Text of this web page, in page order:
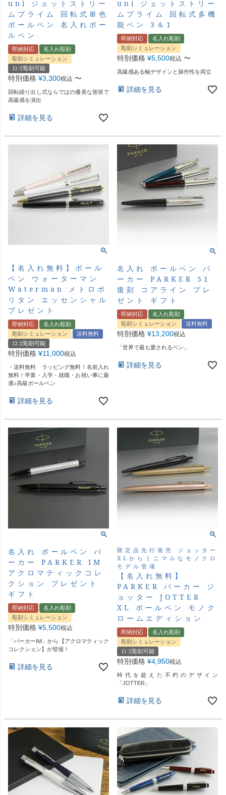
uni ジェットストリー
ムプライム 回転式単色
ボールペン 名入れボー
ルペン
即納対応
名入れ彫刻
彫刻シミュレーション
ロゴ彫刻可能
特別価格 ¥3,300税込 〜
回転繰り出し式ならではの優美な形状で
高級感を演出
詳細を見る
uni ジェットストリー
ムプライム 回転式多機
能ペン 3＆1
即納対応
名入れ彫刻
彫刻シミュレーション
特別価格 ¥5,500税込 〜
高級感ある軸デザインと操作性を両立
詳細を見る
【名入れ無料】ボール
ペン ウォーターマン
Waterman メトロポ
リタン エッセンシャル
プレゼント
即納対応
名入れ彫刻
彫刻シミュレーション
送料無料
ロゴ彫刻可能
特別価格 ¥11,000税込
・送料無料 ラッピング無料！名前入れ
無料！卒業・入学・就職・お祝い事に最
適♪高級ボールペン
詳細を見る
名入れ ボールペン パ
ーカー PARKER 51
復刻 コアライン プレ
ゼント ギフト
即納対応
名入れ彫刻
彫刻シミュレーション
送料無料
特別価格 ¥13,200税込
「世界で最も愛されるペン」
詳細を見る
名入れ ボールペン パ
ーカー PARKER IM
アクロマティックコレ
クション プレゼント
ギフト
即納対応
名入れ彫刻
彫刻シミュレーション
特別価格 ¥5,500税込
「パーカーIM」から【アクロマティック
コレクション】が登場！
詳細を見る
限定品先行発売 ジョッター
XLからミニマルなモノクロ
モデル登場
【名入れ無料】
PARKER パーカー ジ
ョッター JOTTER
XL ボールペン モノク
ロームエディション
即納対応
名入れ彫刻
彫刻シミュレーション
ロゴ彫刻可能
特別価格 ¥4,950税込
時代を超えた不朽のデザイン
「JOTTER」
詳細を見る